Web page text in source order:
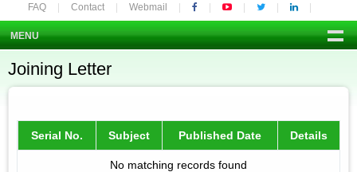
FAQ Contact Webmail
MENU
Joining Letter
Serial No. Subject Published Date Details
No matching records found